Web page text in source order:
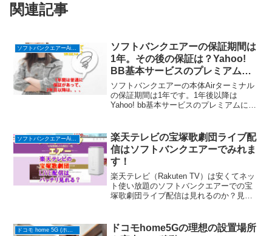
関連記事
ソフトバンクエアーの保証期間は
1年。その後の保証は？Yahoo!
BB基本サービスのプレミアムは
入ったほうがいい？
ソフトバンクエアーの本体Airターミナル
の保証期間は1年です。1年後以降は
Yahoo! bb基本サービスのプレミアムに入
つか条件があるので確認しておきましょ
う。
ソフトバンクエアーAirターミナル６ (ホームルーター)
楽天テレビの宝塚歌劇団ライブ配
信はソフトバンクエアーでみれま
す！
楽天テレビ（Rakuten TV）は安くてネッ
ト使い放題のソフトバンクエアーでの宝
塚歌劇団ライブ配信は見れるのか？見逃
ビス、もう映画館に行かなくてもいい。
ドコモhome5Gの理想の設置場所